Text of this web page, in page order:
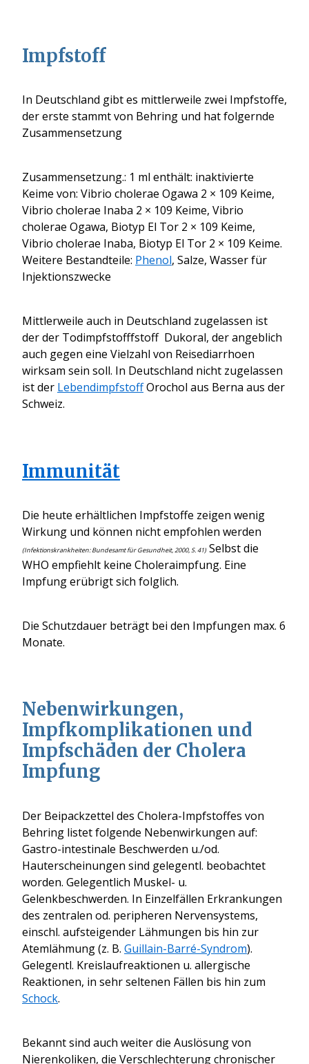
Impfstoff
In Deutschland gibt es mittlerweile zwei Impfstoffe,
der erste stammt von Behring und hat folgernde
Zusammensetzung
Zusammensetzung.: 1 ml enthält: inaktivierte
Keime von: Vibrio cholerae Ogawa 2 × 109 Keime,
Vibrio cholerae Inaba 2 × 109 Keime, Vibrio
cholerae Ogawa, Biotyp El Tor 2 × 109 Keime,
Vibrio cholerae Inaba, Biotyp El Tor 2 × 109 Keime.
Weitere Bestandteile: Phenol, Salze, Wasser für
Injektionszwecke
Mittlerweile auch in Deutschland zugelassen ist
der der Todimpfstofffstoff Dukoral, der angeblich
auch gegen eine Vielzahl von Reisediarrhoen
wirksam sein soll. In Deutschland nicht zugelassen
ist der LebendimpfstoffOrochol aus Berna aus der
Schweiz.
Immunität
Die heute erhältlichen Impfstoffe zeigen wenig
Wirkung und können nicht empfohlen werden
(Infektionskrankheiten: Bundesamt für Gesundheit, 2000, S. 41) Selbst die
WHO empfiehlt keine Choleraimpfung. Eine
Impfung erübrigt sich folglich.
Die Schutzdauer beträgt bei den Impfungen max. 6
Monate.
Nebenwirkungen,
Impfkomplikationen und
Impfschäden der Cholera
Impfung
Der Beipackzettel des Cholera-Impfstoffes von
Behring listet folgende Nebenwirkungen auf:
Gastro-intestinale Beschwerden u./od.
Hauterscheinungen sind gelegentl. beobachtet
worden. Gelegentlich Muskel- u.
Gelenkbeschwerden. In Einzelfällen Erkrankungen
des zentralen od. peripheren Nervensystems,
einschl. aufsteigender Lähmungen bis hin zur
Atemlähmung (z. B. Guillain-Barré-Syndrom).
Gelegentl. Kreislaufreaktionen u. allergische
Reaktionen, in sehr seltenen Fällen bis hin zum
Schock.
Bekannt sind auch weiter die Auslösung von
Nierenkoliken, die Verschlechterung chronischer